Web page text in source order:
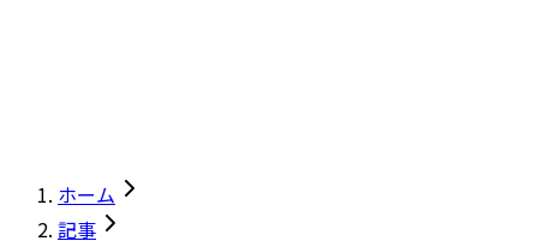
ホーム
記事